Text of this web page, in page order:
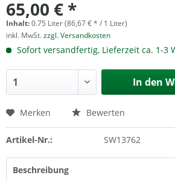
65,00 € *
Inhalt:0.75 Liter (86,67 € * / 1 Liter)
inkl. MwSt.zzgl. Versandkosten
Sofort versandfertig, Lieferzeit ca. 1-3
In den
Merken Bewerten
Artikel-Nr.: SW13762
Beschreibung